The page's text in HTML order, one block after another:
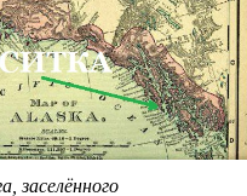
заселённого